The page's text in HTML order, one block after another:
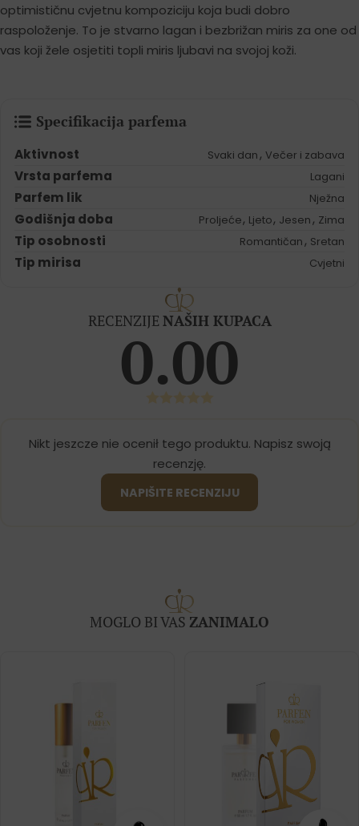
optimističnu cvjetnu kompoziciju koja budi dobro
raspoloženje. To je stvarno lagan i bezbrižan miris za one od
vas koji žele osjetiti topli miris ljubavi na svojoj koži.
Specifikacija parfema
Aktivnost Svaki dan , Večer i zabava
Vrsta parfema Lagani
Parfem lik Nježna
Godišnja doba Proljeće, Ljeto, Jesen , Zima
Tip osobnosti Romantičan , Sretan
Tip mirisa Cvjetni
RECENZIJE NAŠIH KUPACA
0.00
Nikt jeszcze nie ocenił tego produktu. Napisz swoją
recenzję.
NAPIŠITE RECENZIJU
MOGLO BI VAS ZANIMALO